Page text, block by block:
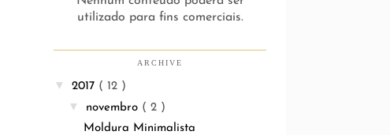
utilizado para fins comerciais.
ARCHIVE
▼ 2017 ( 12 )
▼ novembro ( 2 )
Moldura Minimalista